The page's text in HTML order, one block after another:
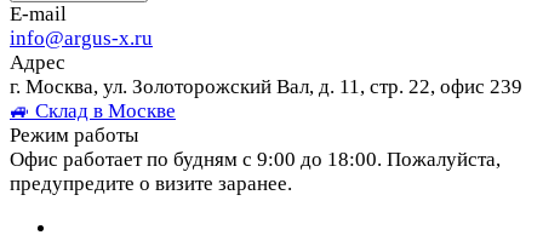
E-mail
info@argus-x.ru
Адрес
г. Москва, ул. Золоторожский Вал, д. 11, стр. 22, офис 239
🚙 Склад в Москве
Режим работы
Офис работает по будням с 9:00 до 18:00. Пожалуйста,
предупредите о визите заранее.